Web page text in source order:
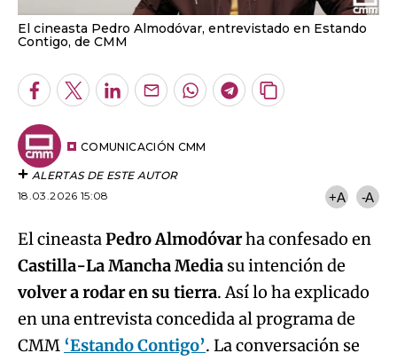
El cineasta Pedro Almodóvar, entrevistado en Estando
Contigo, de CMM
Facebook
TwitterLinkedInEnviarWhatsapp
Telegram
Copiar
COMUNICACIÓN CMM
ALERTAS DE ESTE AUTOR
18.03.2026 15:08
+A -A
El cineastaPedro Almodóvarha confesado en
Castilla-La Mancha Media su intención de
volver a rodar en su tierra. Así lo ha explicado
en una entrevista concedida al programa de
CMM ‘Estando Contigo’. La conversación se